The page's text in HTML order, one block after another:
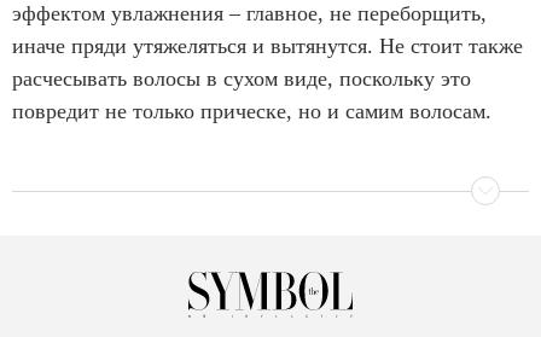
эффектом увлажнения – главное, не переборщить,
иначе пряди утяжеляться и вытянутся. Не стоит также
расчесывать волосы в сухом виде, поскольку это
повредит не только прическе, но и самим волосам.